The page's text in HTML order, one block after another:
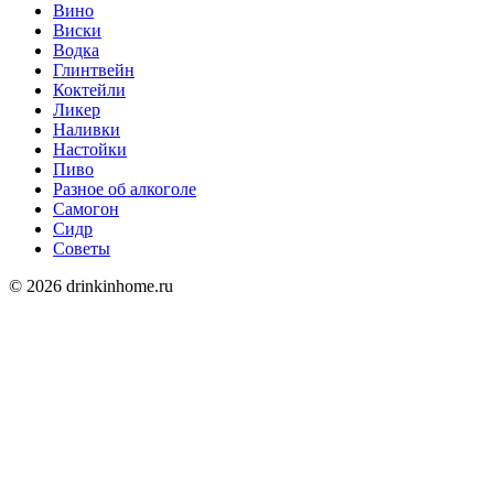
Вино
Виски
Водка
Глинтвейн
Коктейли
Ликер
Наливки
Настойки
Пиво
Разное об алкоголе
Самогон
Сидр
Советы
© 2026 drinkinhome.ru